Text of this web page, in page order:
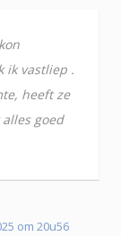
ik vastliep .
heeft ze
goed
om 20u56